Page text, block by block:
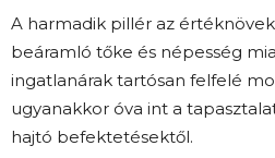
A harmadik pillér az
beáramló tőke és népesség
ingatlanárak tartósan felfelé
ugyanakkor óva int a
hajtó befektetésektől.